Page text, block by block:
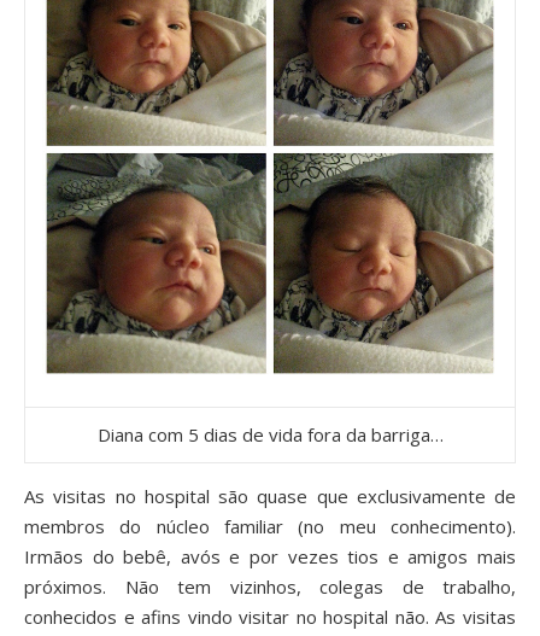
Diana com 5 dias de vida fora da barriga…
As visitas no hospital são quase que exclusivamente de
membros do núcleo familiar (no meu conhecimento).
Irmãos do bebê, avós e por vezes tios e amigos mais
próximos. Não tem vizinhos, colegas de trabalho,
conhecidos e afins vindo visitar no hospital não. As visitas